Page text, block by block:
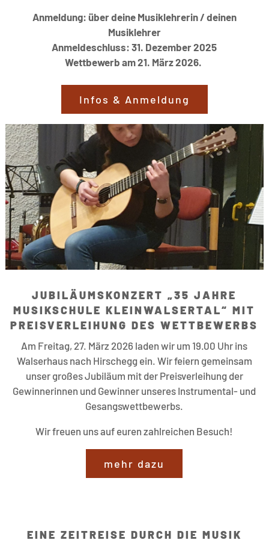
Anmeldung: über deine Musiklehrerin / deinen
Musiklehrer
Anmeldeschluss: 31. Dezember 2025
Wettbewerb am 21. März 2026.
Infos & Anmeldung
JUBILÄUMSKONZERT „35 JAHRE
MUSIKSCHULE KLEINWALSERTAL“ MIT
PREISVERLEIHUNG DES WETTBEWERBS
Am Freitag, 27. März 2026 laden wir um 19.00 Uhr ins
Walserhaus nach Hirschegg ein. Wir feiern gemeinsam
unser großes Jubiläum mit der Preisverleihung der
Gewinnerinnen und Gewinner unseres Instrumental- und
Gesangswettbewerbs.
Wir freuen uns auf euren zahlreichen Besuch!
mehr dazu
EINE ZEITREISE DURCH DIE MUSIK